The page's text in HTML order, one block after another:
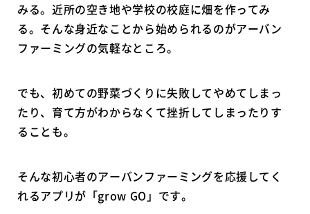
みる。近所の空き地や学校の校庭に畑を作ってみ
る。そんな身近なことから始められるのがアーバン
ファーミングの気軽なところ。
でも、初めての野菜づくりに失敗してやめてしまっ
たり、育て方がわからなくて挫折してしまったりす
ることも。
そんな初心者のアーバンファーミングを応援してく
れるアプリが「grow GO」です。